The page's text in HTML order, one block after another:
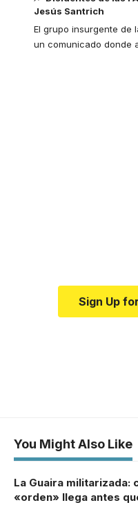
Jesús Santrich
El grupo insurgente de
un comunicado donde
Sign Up
You Might Also Like
La Guaira militarizada:
«orden» llega antes